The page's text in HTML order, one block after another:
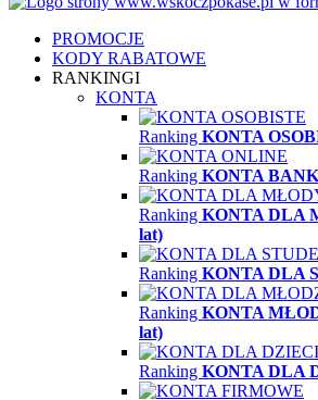
PROMOCJE
KODY RABATOWE
RANKINGI
KONTA
Ranking KONTA
Ranking KONTA
Ranking KONTA DLA
lat)
Ranking KONTA DLA
Ranking KONTA
lat)
Ranking KONTA DLA